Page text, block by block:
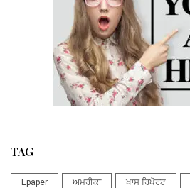
TAG
Epaper ਅਮਰੀਕਾ ਖਾਸ ਰਿਪੋਰਟ